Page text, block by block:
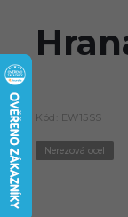
Kód: EW15SS
Nerezová ocel